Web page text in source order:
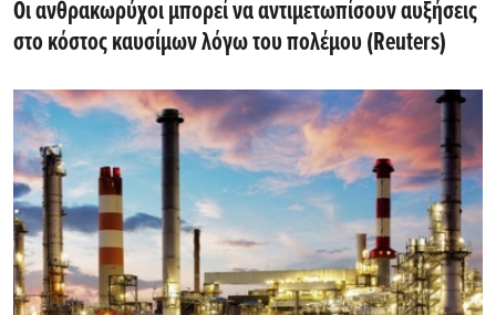
Οι ανθρακωρύχοι μπορεί να αντιμετωπίσουν αυξήσεις
στο κόστος καυσίμων λόγω του πολέμου (Reuters)